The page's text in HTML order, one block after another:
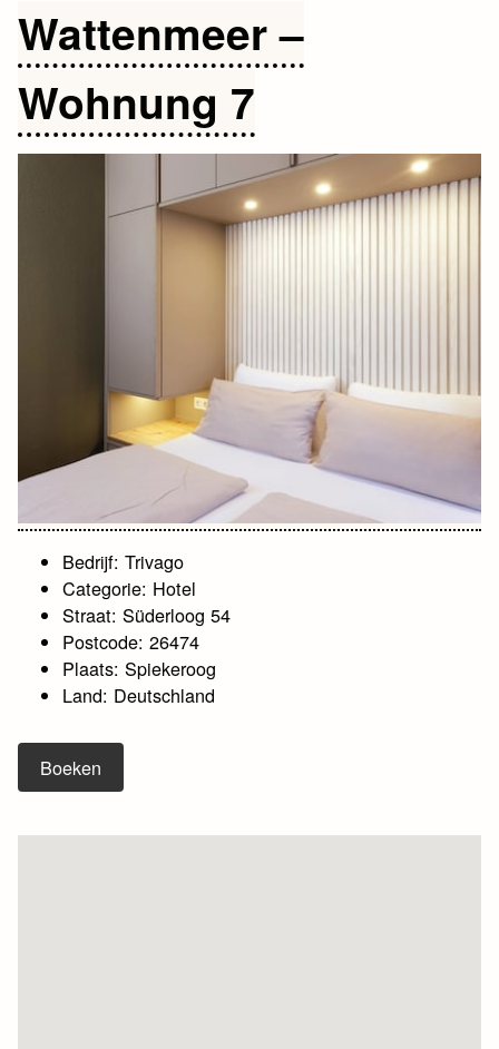
Wattenmeer –
Wohnung 7
Bedrijf: Trivago
Categorie: Hotel
Straat: Süderloog 54
Postcode: 26474
Plaats: Spiekeroog
Land: Deutschland
Boeken